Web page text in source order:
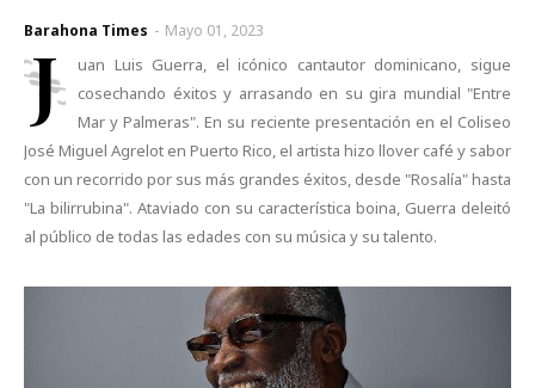
Barahona Times - Mayo 01, 2023
J
uan Luis Guerra, el icónico cantautor dominicano, sigue
cosechando éxitos y arrasando en su gira mundial "Entre
Mar y Palmeras". En su reciente presentación en el Coliseo
José Miguel Agrelot en Puerto Rico, el artista hizo llover café y sabor
con un recorrido por sus más grandes éxitos, desde "Rosalía" hasta
"La bilirrubina". Ataviado con su característica boina, Guerra deleitó
al público de todas las edades con su música y su talento.